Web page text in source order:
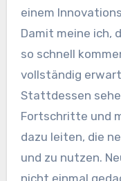
einem
Damit meine ich,
so schnell
vollständig
Stattdessen
Fortschritte und
dazu leiten, die
und zu nutzen.